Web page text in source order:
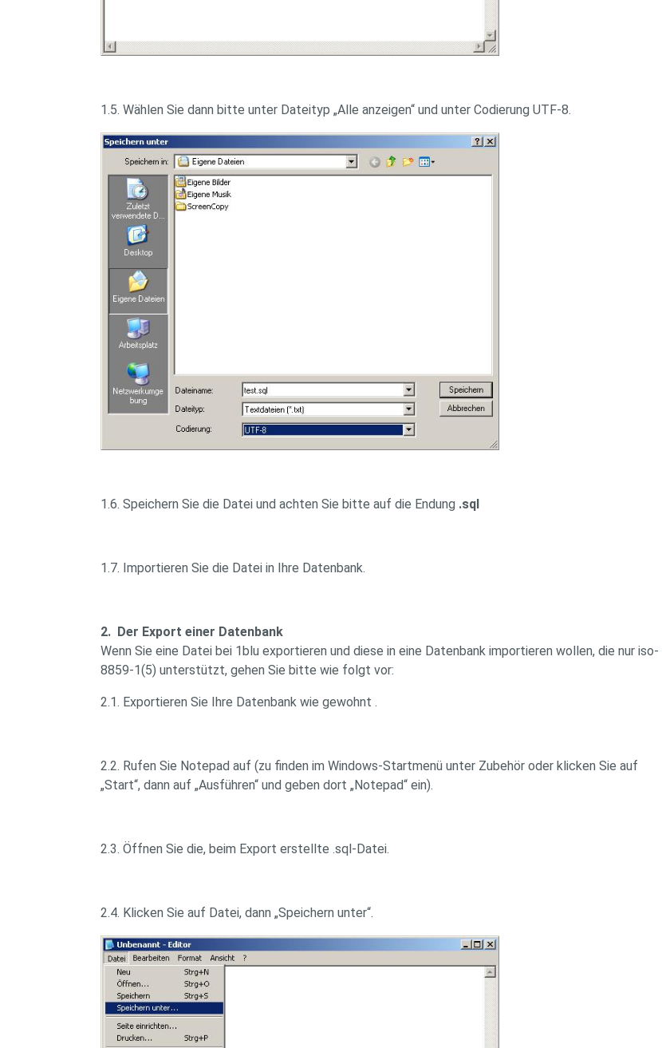
1.5. Wählen Sie dann bitte unter Dateityp „Alle anzeigen“ und unter Codierung UTF-8.
1.6. Speichern Sie die Datei und achten Sie bitte auf die Endung .sql
1.7. Importieren Sie die Datei in Ihre Datenbank.
2. Der Export einer Datenbank
Wenn Sie eine Datei bei 1blu exportieren und diese in eine Datenbank importieren wollen, die nur iso-
8859-1(5) unterstützt, gehen Sie bitte wie folgt vor:
2.1. Exportieren Sie Ihre Datenbank wie gewohnt .
2.2. Rufen Sie Notepad auf (zu finden im Windows-Startmenü unter Zubehör oder klicken Sie auf
„Start“, dann auf „Ausführen“ und geben dort „Notepad“ ein).
2.3. Öffnen Sie die, beim Export erstellte .sql-Datei.
2.4. Klicken Sie auf Datei, dann „Speichern unter“.